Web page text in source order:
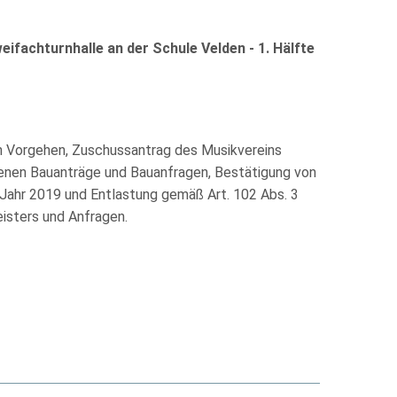
an der Schule Velden - 1. Hälfte
Zuschussantrag des Musikvereins
Bauanträge und Bauanfragen, Bestätigung von
2019 und Entlastung gemäß Art. 102 Abs. 3
und Anfragen.